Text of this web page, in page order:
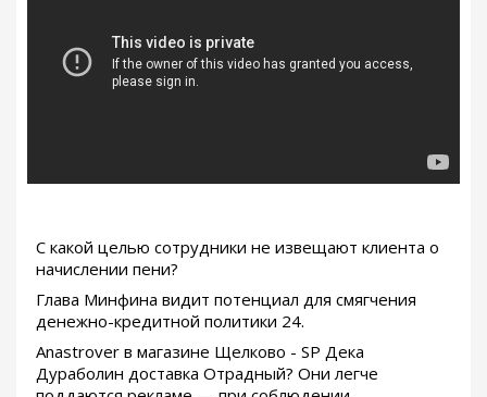
С какой целью сотрудники не извещают клиента о
начислении пени?
Глава Минфина видит потенциал для смягчения
денежно-кредитной политики 24.
Anastrover в магазине Щелково - SP Дека
Дураболин доставка Отрадный? Они легче